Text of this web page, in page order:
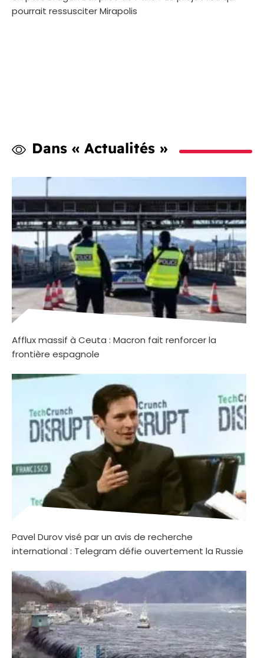
pourrait ressusciter Mirapolis
Dans « Actualités »
Afflux massif à Ceuta : Macron fait renforcer la
frontière espagnole
Pavel Durov visé par un avis de recherche
international : Telegram défie ouvertement la Russie